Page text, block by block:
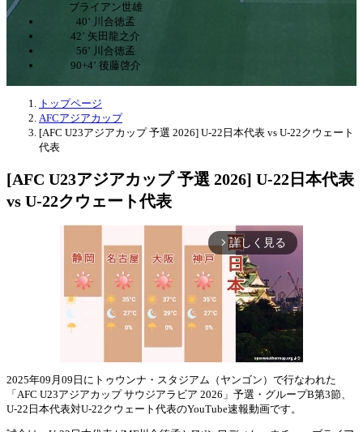
ブライアン世雄
40’ 川合徳孟
42’ 矢田龍之介
56’ 川合徳孟
90+4’ 後藤啓介
トップページ
AFCアジアカップ
[AFC U23アジアカップ 予選 2026] U-22日本代表 vs U-22クウェート
代表
[AFC U23アジアカップ 予選 2026] U-22日本代表
vs U-22クウェート代表
arrow_forward_ios 詳しく見る
Mute
2025年09月09日にトゥウンナ・スタジアム（ヤンゴン）で行なわれた
「AFC U23アジアカップ サウジアラビア 2026」予選・グループB第3節、
U-22日本代表対U-22クウェート代表のYouTube速報動画です。